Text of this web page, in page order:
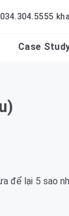
034.304.5555
Case
để lại 5 sao